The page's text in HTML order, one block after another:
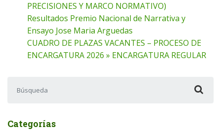
PRECISIONES Y MARCO NORMATIVO)
Resultados Premio Nacional de Narrativa y
Ensayo Jose Maria Arguedas
CUADRO DE PLAZAS VACANTES – PROCESO DE
ENCARGATURA 2026 » ENCARGATURA REGULAR
Categorías